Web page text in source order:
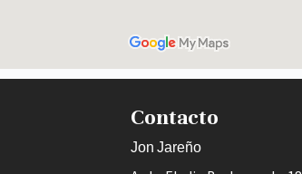
Contacto
Jon Jareño